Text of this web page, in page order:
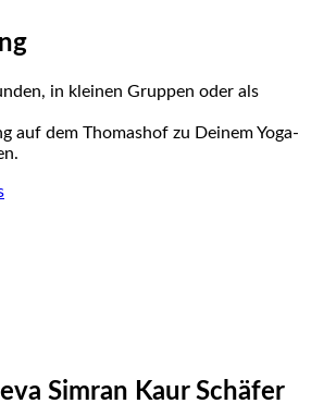
in kleinen Gruppen oder als
auf dem Thomashof zu Deinem Yoga-
Simran Kaur Schäfer